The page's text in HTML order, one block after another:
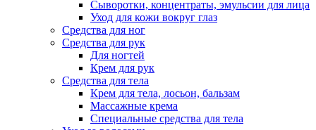
Сыворотки, концентраты, эмульсии для лица
Уход для кожи вокруг глаз
Средства для ног
Средства для рук
Для ногтей
Крем для рук
Средства для тела
Крем для тела, лосьон, бальзам
Массажные крема
Специальные средства для тела